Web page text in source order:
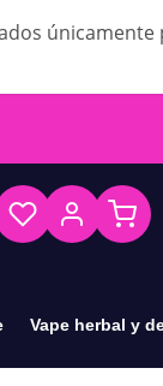
Vape herbal y